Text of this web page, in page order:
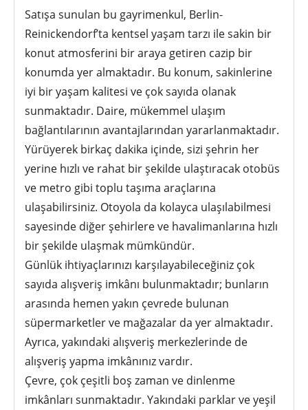
Satışa sunulan bu gayrimenkul, Berlin-
Reinickendorf’ta kentsel yaşam tarzı ile sakin bir
konut atmosferini bir araya getiren cazip bir
konumda yer almaktadır. Bu konum, sakinlerine
iyi bir yaşam kalitesi ve çok sayıda olanak
sunmaktadır. Daire, mükemmel ulaşım
bağlantılarının avantajlarından yararlanmaktadır.
Yürüyerek birkaç dakika içinde, sizi şehrin her
yerine hızlı ve rahat bir şekilde ulaştıracak otobüs
ve metro gibi toplu taşıma araçlarına
ulaşabilirsiniz. Otoyola da kolayca ulaşılabilmesi
sayesinde diğer şehirlere ve havalimanlarına hızlı
bir şekilde ulaşmak mümkündür.
Günlük ihtiyaçlarınızı karşılayabileceğiniz çok
sayıda alışveriş imkânı bulunmaktadır; bunların
arasında hemen yakın çevrede bulunan
süpermarketler ve mağazalar da yer almaktadır.
Ayrıca, yakındaki alışveriş merkezlerinde de
alışveriş yapma imkânınız vardır.
Çevre, çok çeşitli boş zaman ve dinlenme
imkânları sunmaktadır. Yakındaki parklar ve yeşil